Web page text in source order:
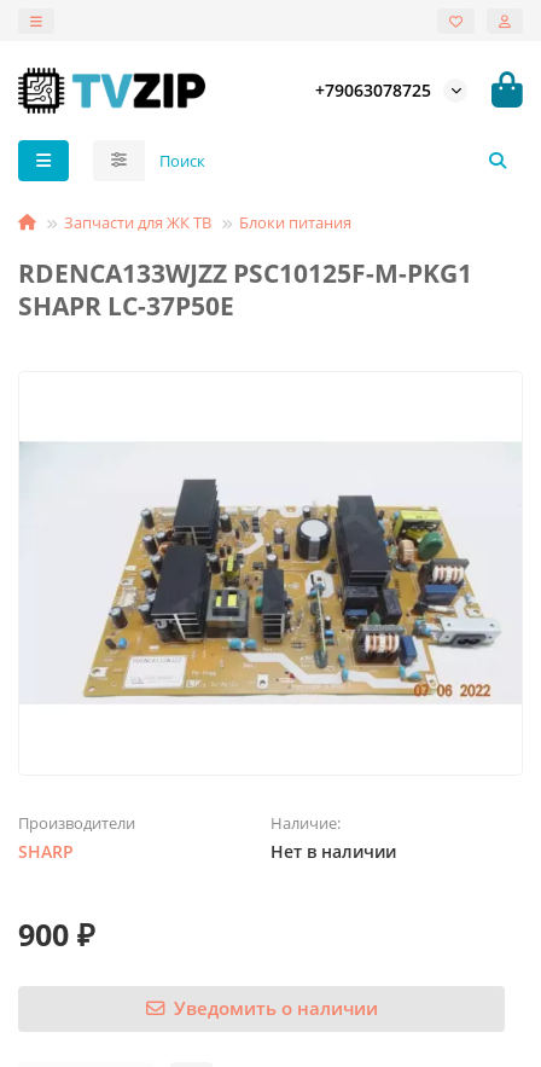
+79063078725
Запчасти для ЖК ТВ Блоки питания
RDENCA133WJZZ PSC10125F-M-PKG1
SHAPR LC-37P50E
Производители
SHARP
Наличие:
Нет в наличии
900 ₽
Уведомить о наличии